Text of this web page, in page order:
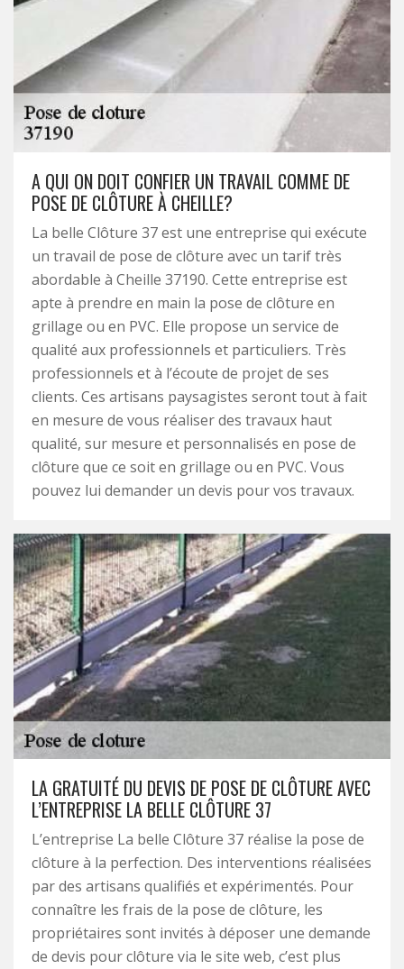
A QUI ON DOIT CONFIER UN TRAVAIL COMME DE
POSE DE CLÔTURE À CHEILLE?
La belle Clôture 37 est une entreprise qui exécute
un travail de pose de clôture avec un tarif très
abordable à Cheille 37190. Cette entreprise est
apte à prendre en main la pose de clôture en
grillage ou en PVC. Elle propose un service de
qualité aux professionnels et particuliers. Très
professionnels et à l’écoute de projet de ses
clients. Ces artisans paysagistes seront tout à fait
en mesure de vous réaliser des travaux haut
qualité, sur mesure et personnalisés en pose de
clôture que ce soit en grillage ou en PVC. Vous
pouvez lui demander un devis pour vos travaux.
LA GRATUITÉ DU DEVIS DE POSE DE CLÔTURE AVEC
L’ENTREPRISE LA BELLE CLÔTURE 37
L’entreprise La belle Clôture 37 réalise la pose de
clôture à la perfection. Des interventions réalisées
par des artisans qualifiés et expérimentés. Pour
connaître les frais de la pose de clôture, les
propriétaires sont invités à déposer une demande
de devis pour clôture via le site web, c’est plus